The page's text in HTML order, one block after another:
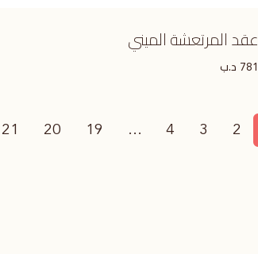
عقد المرتعشة الميني
781 د.ب
2
3
4
…
19
20
21